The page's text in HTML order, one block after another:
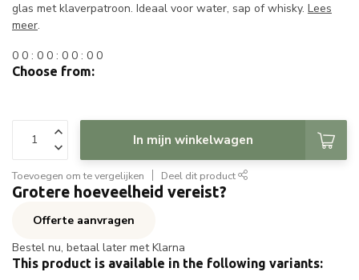
glas met klaverpatroon. Ideaal voor water, sap of whisky. Lees
meer.
0 0 : 0 0 : 0 0 : 0 0
Choose from:
In mijn winkelwagen
Toevoegen om te vergelijken Deel dit product
Grotere hoeveelheid vereist?
Offerte aanvragen
Bestel nu, betaal later met Klarna
This product is available in the following variants: